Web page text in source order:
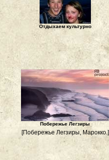
Отдыхаем культурно
Побережье Легзиры
[Побережье Легзиры, Марокко.]